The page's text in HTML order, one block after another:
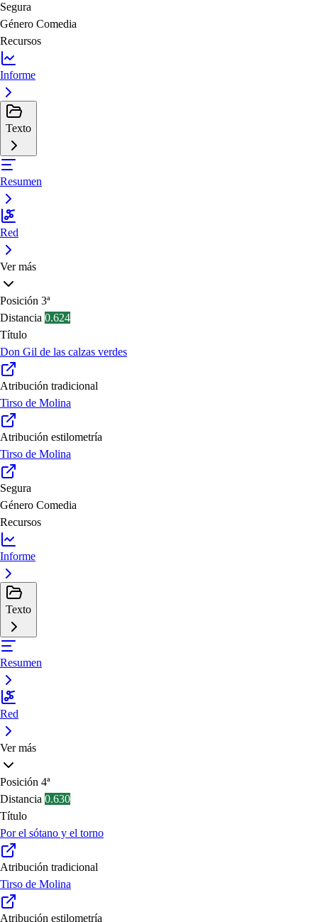
Segura
Género Comedia
Recursos
Informe
Texto
Resumen
Red
Ver más
Posición 3ª
Distancia 0.624
Título
Don Gil de las calzas verdes
Atribución tradicional
Tirso de Molina
Atribución estilometría
Tirso de Molina
Segura
Género Comedia
Recursos
Informe
Texto
Resumen
Red
Ver más
Posición 4ª
Distancia 0.630
Título
Por el sótano y el torno
Atribución tradicional
Tirso de Molina
Atribución estilometría